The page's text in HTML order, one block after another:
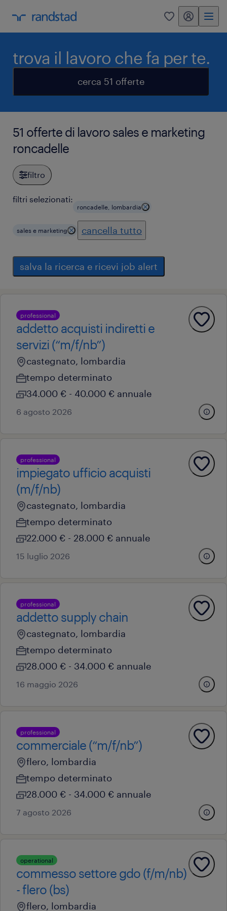
0 my randstad
trova il lavoro che fa per te.
cerca 51 offerte
51 offerte di lavoro sales e marketing
roncadelle
filtro
filtri selezionati:
roncadelle, lombardia
sales e marketing cancella tutto
salva la ricerca e ricevi job alert
professional
addetto acquisti indiretti e
servizi (“m/f/nb”)
castegnato, lombardia
tempo determinato
34.000 € - 40.000 € annuale
6 agosto 2026
professional
impiegato ufficio acquisti
(m/f/nb)
castegnato, lombardia
tempo determinato
22.000 € - 28.000 € annuale
15 luglio 2026
professional
addetto supply chain
castegnato, lombardia
tempo determinato
28.000 € - 34.000 € annuale
16 maggio 2026
professional
commerciale (“m/f/nb”)
flero, lombardia
tempo determinato
28.000 € - 34.000 € annuale
7 agosto 2026
operational
commesso settore gdo (f/m/nb)
- flero (bs)
flero, lombardia